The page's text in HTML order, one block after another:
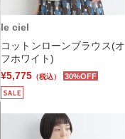
le ciel
コットンローンブラウス(オ
フホワイト)
¥5,775 （税込） 30%OFF